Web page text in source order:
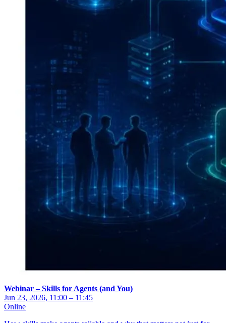
Webinar – Skills for Agents (and You)
Jun 23, 2026, 11:00 – 11:45
Online